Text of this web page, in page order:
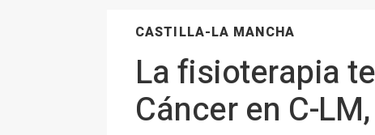
CASTILLA-LA MANCHA
La fisioterapia
Cáncer en C-